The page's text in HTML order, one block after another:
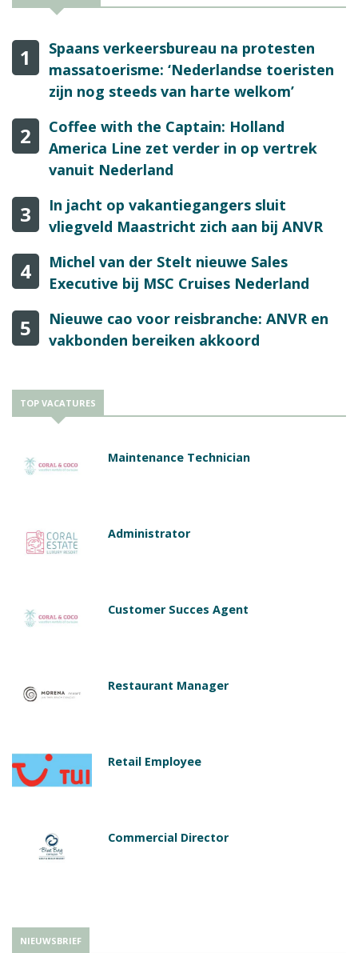
1
Spaans verkeersbureau na protesten
massatoerisme: ‘Nederlandse toeristen
zijn nog steeds van harte welkom’
2
Coffee with the Captain: Holland
America Line zet verder in op vertrek
vanuit Nederland
3
In jacht op vakantiegangers sluit
vliegveld Maastricht zich aan bij ANVR
4
Michel van der Stelt nieuwe Sales
Executive bij MSC Cruises Nederland
5
Nieuwe cao voor reisbranche: ANVR en
vakbonden bereiken akkoord
TOP VACATURES
Maintenance Technician
Administrator
Customer Succes Agent
Restaurant Manager
Retail Employee
Commercial Director
NIEUWSBRIEF